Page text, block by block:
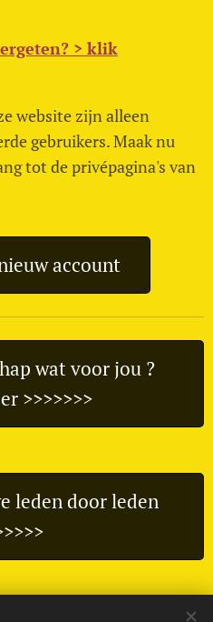
> klik
website zijn alleen
gebruikers. Maak nu
tot de privépagina's van
account
wat voor jou ?
>>>>>>>
leden door leden